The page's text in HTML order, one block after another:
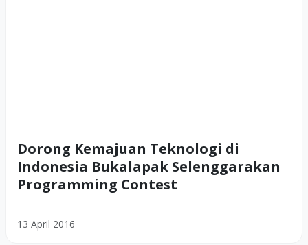
Dorong Kemajuan Teknologi di
Indonesia Bukalapak Selenggarakan
Programming Contest
13 April 2016